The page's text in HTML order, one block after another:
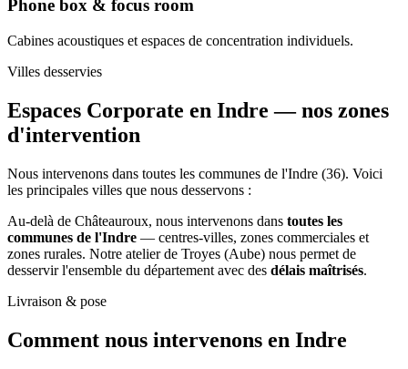
Phone box & focus room
Cabines acoustiques et espaces de concentration individuels.
Villes desservies
Espaces Corporate en Indre —nos zones
d'intervention
Nous intervenons dans toutes les communes de l'Indre (36). Voici
les principales villes que nous desservons :
Au-delà de Châteauroux, nous intervenons dans toutes les
communes de l'Indre — centres-villes, zones commerciales et
zones rurales. Notre atelier de Troyes (Aube) nous permet de
desservir l'ensemble du département avec des délais maîtrisés.
Livraison & pose
Comment nous intervenons en Indre